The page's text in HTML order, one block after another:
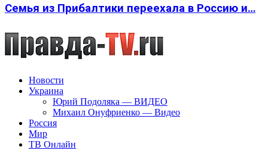
Семья из Прибалтики переехала в Россию и…
Новости
Украина
Юрий Подоляка — ВИДЕО
Михаил Онуфриенко — Видео
Россия
Мир
ТВ Онлайн